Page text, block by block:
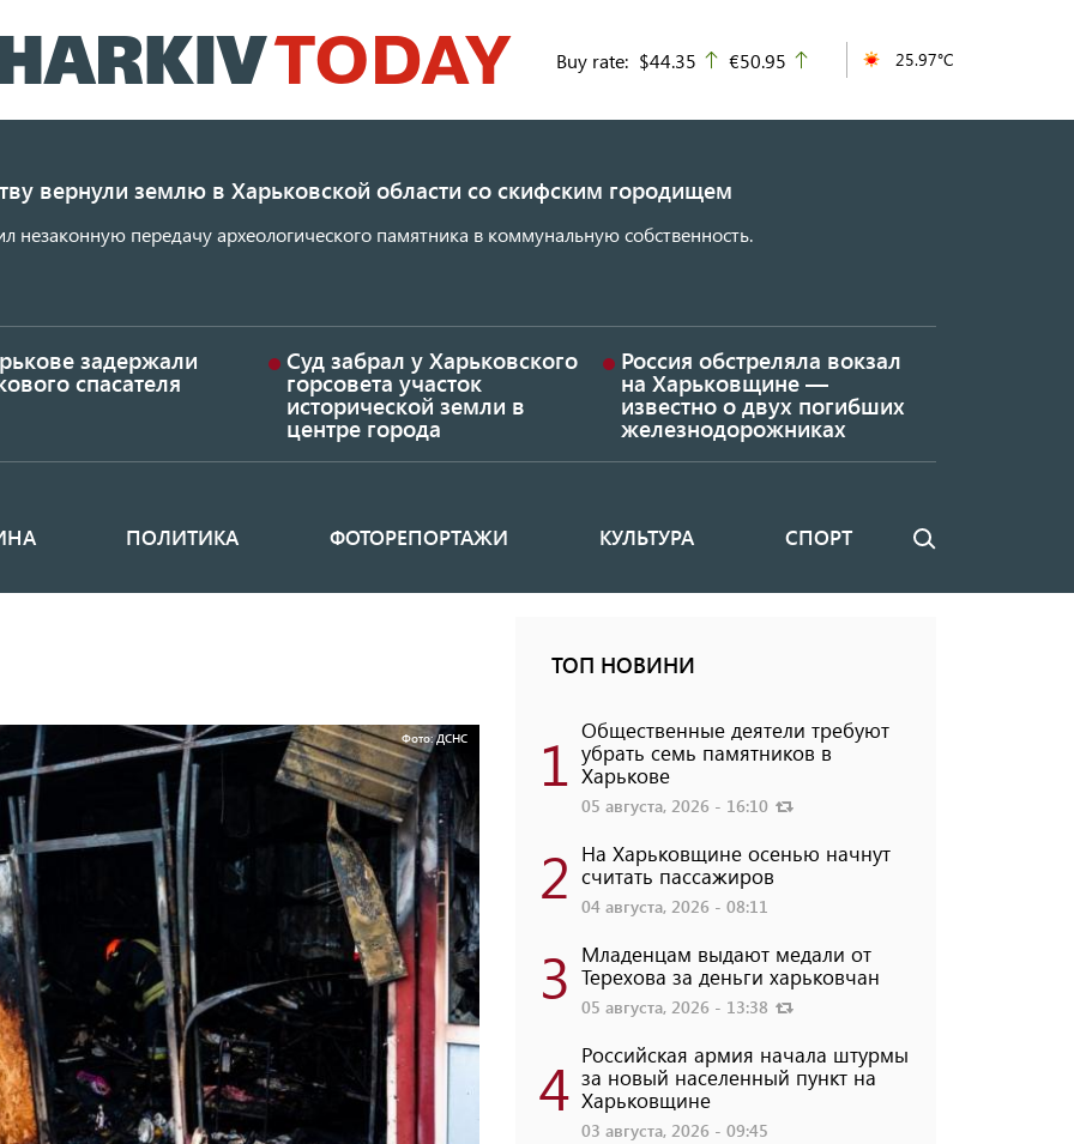
к
основному
Buy rate: $44.35 up
€50.95 25.97°C
вернули землю в Харьковской области со скифским городищем
незаконную передачу археологического памятника в коммунальную собственность.
задержали
спасателя
Суд забрал у Харьковского
горсовета участок
исторической земли в
центре города
Россия обстреляла вокзал
на Харьковщине —
известно о двух погибших
железнодорожниках
ПОЛИТИКА ФОТОРЕПОРТАЖИ КУЛЬТУРА СПОРТ Поиск
Фото: ДСНС
ТОП НОВИНИ
1 Общественные деятели требуют
убрать семь памятников в
Харькове
05 августа, 2026 - 16:10
2 На Харьковщине осенью начнут
считать пассажиров
04 августа, 2026 - 08:11
3 Младенцам выдают медали от
Терехова за деньги харьковчан
05 августа, 2026 - 13:38
4 Российская армия начала штурмы
за новый населенный пункт на
Харьковщине
03 августа, 2026 - 09:45